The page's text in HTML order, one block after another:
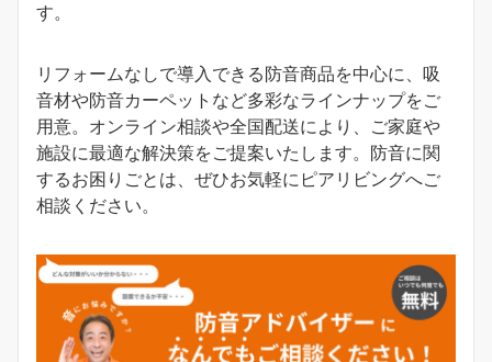
す。
リフォームなしで導入できる防音商品を中心に、吸
音材や防音カーペットなど多彩なラインナップをご
用意。オンライン相談や全国配送により、ご家庭や
施設に最適な解決策をご提案いたします。防音に関
するお困りごとは、ぜひお気軽にピアリビングへご
相談ください。